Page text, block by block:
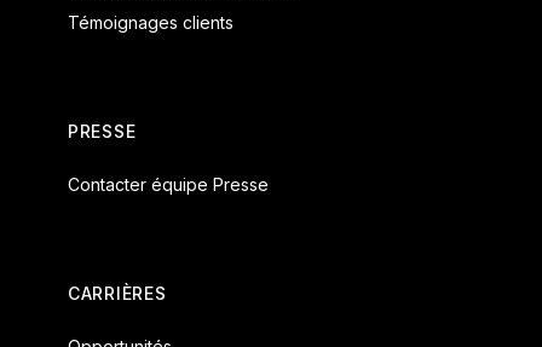
Témoignages clients
PRESSE
Contacter équipe Presse
CARRIÈRES